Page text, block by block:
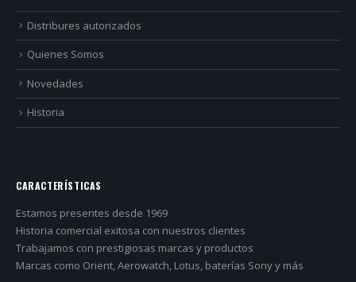
Distribures autorizados
Quienes Somos
Novedades
Historia
CARACTERÍSTICAS
Estamos presentes desde 1969
Historia comercial exitosa con nuestros clientes
Trabajamos con prestigiosas marcas y productos
Marcas como Orient, Aerowatch, Lotus, baterías Sony y más